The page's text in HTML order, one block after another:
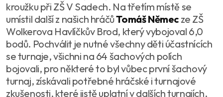
kroužku při ZŠ V Sadech. Na třetím místě se
umístil další z našich hráčůTomáš Němec ze ZŠ
Wolkerova Havlíčkův Brod, který vybojoval 6,0
bodů. Pochválit je nutné všechny děti účastnících
se turnaje, všichni na 64 šachových polích
bojovali, pro některé to byl vůbec první šachový
turnaj, získávali potřebné hráčské i turnajové
zkušenosti, které jistě uplatní v dalších turnajích,